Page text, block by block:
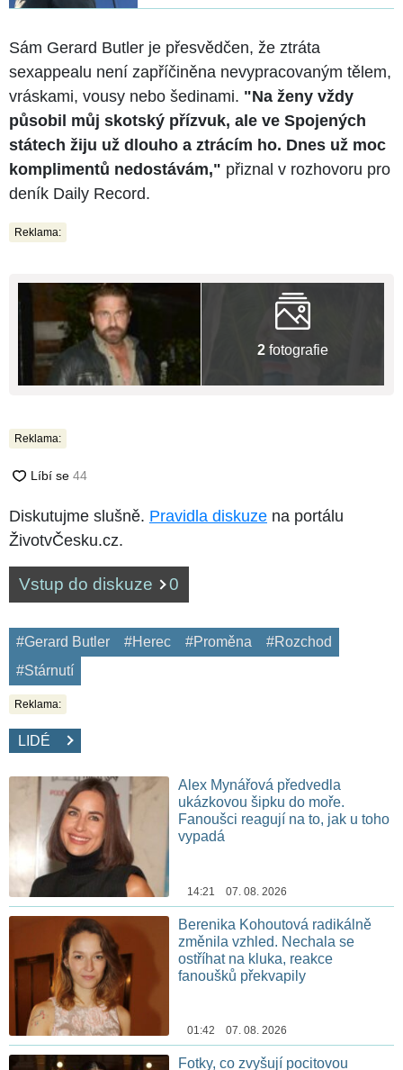
Sám Gerard Butler je přesvědčen, že ztráta
sexappealu není zapříčiněna nevypracovaným tělem,
vráskami, vousy nebo šedinami. "Na ženy vždy
působil můj skotský přízvuk, ale ve Spojených
státech žiju už dlouho a ztrácím ho. Dnes už moc
komplimentů nedostávám," přiznal v rozhovoru pro
deník Daily Record.
Reklama:
2 fotografie
Reklama:
Diskutujme slušně. Pravidla diskuze na portálu
ŽivotvČesku.cz.
Vstup do diskuze 0
#Gerard Butler #Herec #Proměna
#Rozchod
#Stárnutí
Reklama:
LIDÉ
Alex Mynářová předvedla
ukázkovou šipku do moře.
Fanoušci reagují na to, jak u toho
vypadá
14:21 07. 08. 2026
Berenika Kohoutová radikálně
změnila vzhled. Nechala se
ostříhat na kluka, reakce
fanoušků překvapily
01:42 07. 08. 2026
Fotky, co zvyšují pocitovou